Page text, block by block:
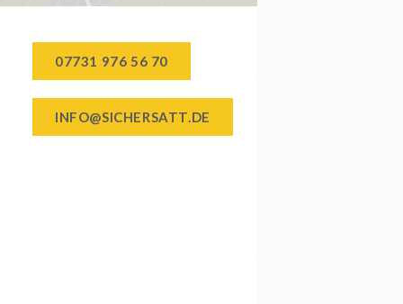
07731 976 56 70
INFO@SICHERSATT.DE